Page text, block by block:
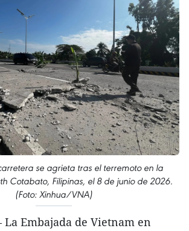
se agrieta tras el terremoto en la
Cotabato, Filipinas, el 8 de junio de 2026.
(Foto: Xinhua/VNA)
La Embajada de Vietnam en